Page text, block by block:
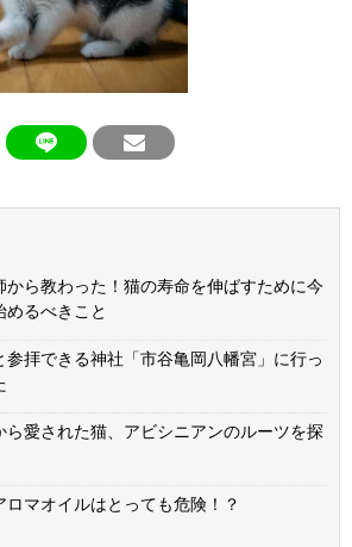
から教わった！猫の寿命を伸ばすために今
めるべきこと
参拝できる神社「市谷亀岡八幡宮」に行っ
ら愛された猫、アビシニアンのルーツを探
ロマオイルはとっても危険！？